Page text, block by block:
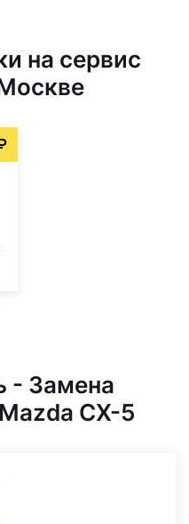
на сервис
- Замена
CX-5